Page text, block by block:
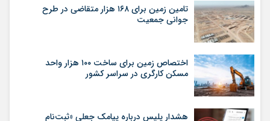
تامین زمین برای ۱۶۸ هزار متقاضی در طرح
جوانی جمعیت
اختصاص زمین برای ساخت ۱۰۰ هزار واحد
مسکن کارگری در سراسر کشور
هشدار پلیس درباره پیامک جعلی «ثبت‌نام